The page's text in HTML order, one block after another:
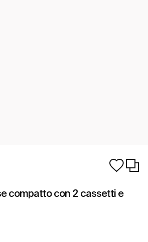
compatto con 2 cassetti e